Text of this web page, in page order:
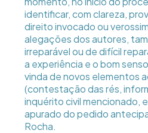
identificar, com clareza,
direito invocado ou
alegações dos autores,
irreparável ou de difícil
a experiência e o bom
vinda de novos elementos
(contestação das rés,
inquérito civil mencionado,
apurado do pedido
Rocha.